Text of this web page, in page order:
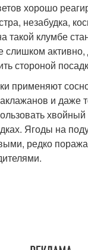
хорошо
незабудка,
клумбе
слишком
стороной
применяют
и даже
Ягоды на
редко